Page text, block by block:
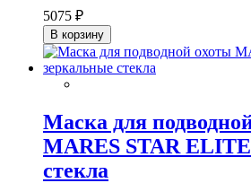
5075 ₽
В корзину
Маска для
MARES STAR
стекла